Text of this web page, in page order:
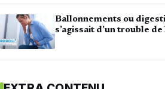
Ballonnements ou
s’agissait d’un trouble